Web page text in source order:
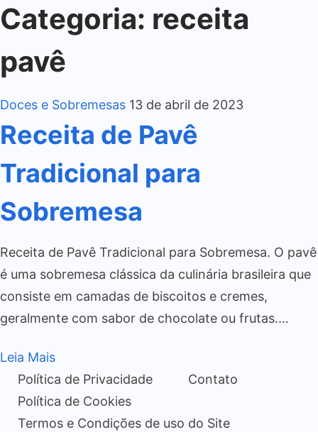
Categoria: receita
pavê
Doces e Sobremesas 13 de abril de 2023
Receita de Pavê
Tradicional para
Sobremesa
Receita de Pavê Tradicional para Sobremesa. O pavê
é uma sobremesa clássica da culinária brasileira que
consiste em camadas de biscoitos e cremes,
geralmente com sabor de chocolate ou frutas.…
Leia Mais
Política de Privacidade
Contato
Política de Cookies
Termos e Condições de uso do Site